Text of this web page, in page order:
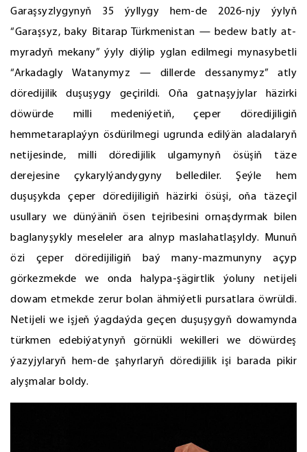
Garaşsyzlygynyň 35 ýyllygy hem-de 2026-njy ýylyň
“Garaşsyz, baky Bitarap Türkmenistan — bedew batly at-
myradyň mekany” ýyly diýlip yglan edilmegi mynasybetli
“Arkadagly Watanymyz — dillerde dessanymyz” atly
döredijilik duşuşygy geçirildi. Oňa gatnaşyjylar häzirki
döwürde milli medeniýetiň, çeper döredijiligiň
hemmetaraplaýyn ösdürilmegi ugrunda edilýän aladalaryň
netijesinde, milli döredijilik ulgamynyň ösüşiň täze
derejesine çykarylýandygyny bellediler. Şeýle hem
duşuşykda çeper döredijiligiň häzirki ösüşi, oňa täzeçil
usullary we dünýäniň ösen tejribesini ornaşdyrmak bilen
baglanyşykly meseleler ara alnyp maslahatlaşyldy. Munuň
özi çeper döredijiligiň baý many-mazmunyny açyp
görkezmekde we onda halypa-şägirtlik ýoluny netijeli
dowam etmekde zerur bolan ähmiýetli pursatlara öwrüldi.
Netijeli we işjeň ýagdaýda geçen duşuşygyň dowamynda
türkmen edebiýatynyň görnükli wekilleri we döwürdeş
ýazyjylaryň hem-de şahyrlaryň döredijilik işi barada pikir
alyşmalar boldy.